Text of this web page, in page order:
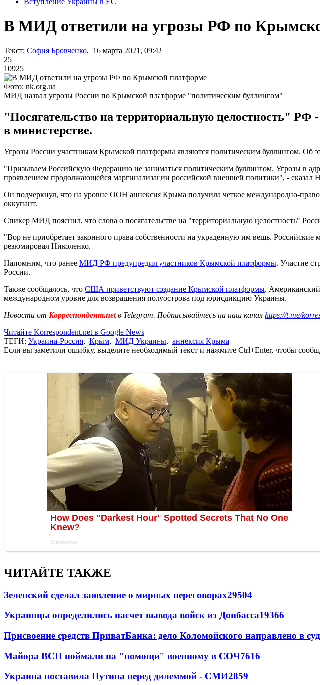
Вступление Украины в ЕС
В МИД ответили на угрозы РФ по
Текст: София Бровченко, 16 марта 2021, 09:42
25
10925
Фото: nk.org.ua
МИД назвал угрозы России по Крымской платформе "политическим буллингом"
"Посягательство на территориальную целостность" РФ
в министерстве.
Угрозы России участникам Крымской платформы являются политическим буллингом. Об
"Призываем Российскую Федерацию не заниматься политическим буллингом. Угрозы в
проявлением продолжающейся маргинализации российской внешней политики", - сказал
Он подчеркнул, что на уровне ООН аннексия Крыма получила четкое международно-
оккупант.
Спикер МИД пояснил, что слова о посягательстве на "территориальную целостность"
"Вор не приобретает законного права собственности на украденную им вещь.
резюмировал Николенко.
Напомним, что ранее МИД РФ предупредил участников Крымской платформы. Участие
России.
Также сообщалось, что США приветствуют создание Крымской платформы.
международном уровне для возвращения полуострова под юрисдикцию Украины.
Новости от Корреспондент.netв Telegram. Подписывайтесь на наш канал https://t.me/
Читайте Korrespondent.net в Google News
ТЕГИ: Украина-Россия, Крым, МИД Украины, аннексия Крыма
Если вы заметили ошибку, выделите необходимый текст и нажмите Ctrl+Enter, чтобы
ЧИТАЙТЕ ТАКЖЕ
Зеленский сделал заявление о мирных переговорах29504
Украинцы определились насчет вывода войск из Донбасса19366
Присвоение средств ПриватБанка: дело Коломойского направлено в суд
Майора ВСП поймали на "помощи" военному в СОЧ7616
Украина поставила Путина перед дилеммой - СМИ2859